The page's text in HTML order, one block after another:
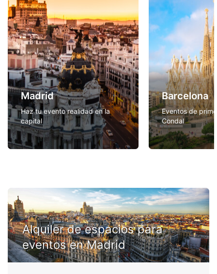
Madrid
Haz tu evento realidad en la
capital
Barcelona
Eventos de
Condal
Alquiler de espacios para
eventos en Madrid